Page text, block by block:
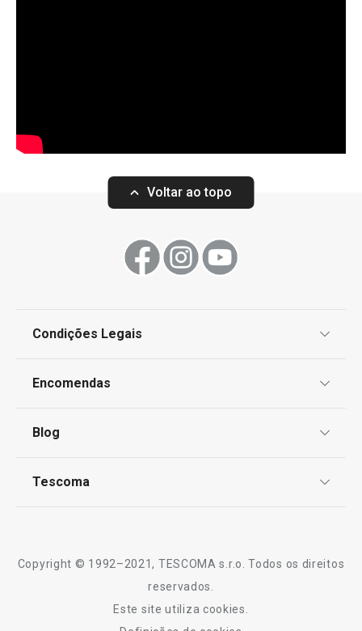
Voltar ao topo
Condições Legais
Livro de Reclamações
Encomendas
Perguntas Frequentes
Blog
Tescoma
Copyright © 1992–2021, TESCOMA s.r.o. Todos os direitos
reservados.
Este site utiliza cookies.